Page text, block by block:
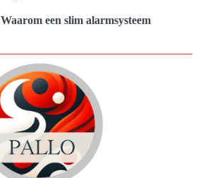
Waarom een slim alarmsysteem